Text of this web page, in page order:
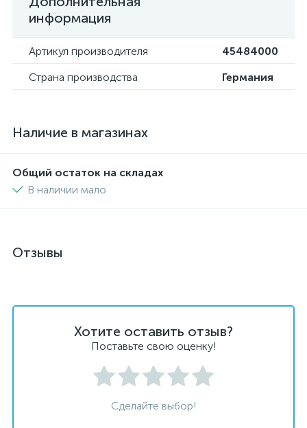
информация
Артикул производителя
45484000
Страна производства
Германия
Наличие в магазинах
Общий остаток на складах
В наличии мало
Отзывы
Хотите оставить отзыв?
Поставьте свою оценку!
Сделайте выбор!